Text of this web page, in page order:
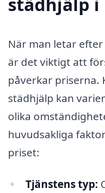
När man letar
är det viktigt att
påverkar priserna.
städhjälp kan
olika
huvudsakliga
priset:
Tjänstens typ: